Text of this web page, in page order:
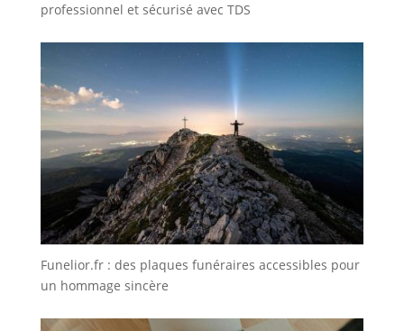
professionnel et sécurisé avec TDS
Funelior.fr : des plaques funéraires accessibles pour
un hommage sincère